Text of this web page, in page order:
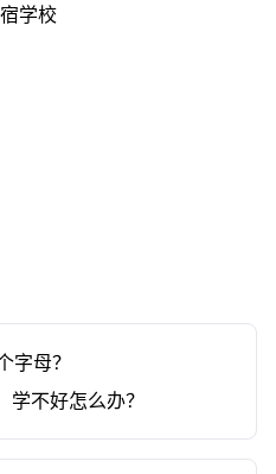
学校
字母？
不好怎么办？